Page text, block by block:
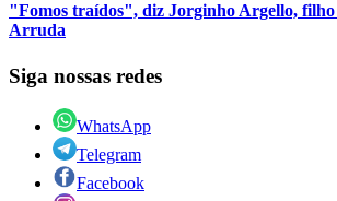
"Fomos traídos", diz Jorginho Argello, filho
Arruda
Siga nossas redes
WhatsApp
Telegram
Facebook